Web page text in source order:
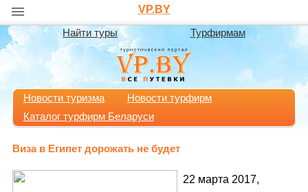
VP.BY
Найти туры Турфирмам
Новости туризма
Новости турфирм
Каталог турфирм Беларуси
Виза в Египет дорожать не будет
22 марта 2017,